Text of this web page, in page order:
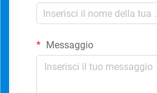
Messaggio